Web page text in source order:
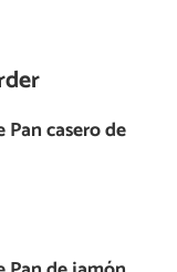
Pan casero de